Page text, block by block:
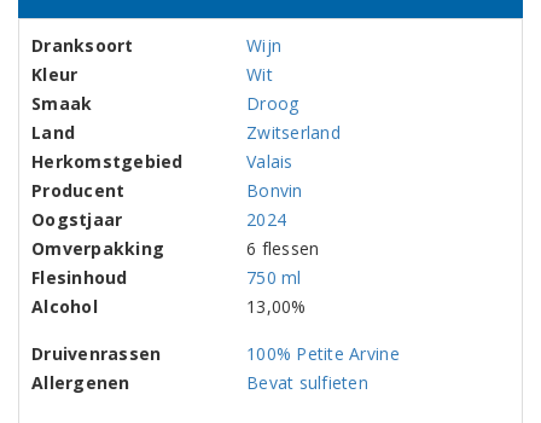
Dranksoort
Wijn
Kleur
Wit
Smaak
Droog
Land
Zwitserland
Herkomstgebied
Valais
Producent
Bonvin
Oogstjaar
2024
Omverpakking
6 flessen
Flesinhoud
750 ml
Alcohol
13,00%
Druivenrassen
100% Petite Arvine
Allergenen
Bevat sulfieten